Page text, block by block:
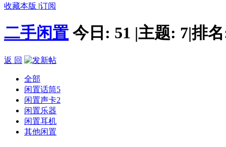
收藏本版 |订阅
二手闲置 今日: 51 |主题: 7|排
返 回
全部
闲置话筒5
闲置声卡2
闲置乐器
闲置耳机
其他闲置